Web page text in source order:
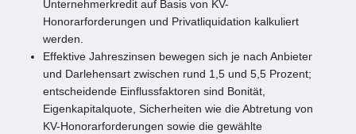
Unternehmerkredit auf Basis von KV-
Honorarforderungen und Privatliquidation kalkuliert
werden.
Effektive Jahreszinsen bewegen sich je nach Anbieter
und Darlehensart zwischen rund 1,5 und 5,5 Prozent;
entscheidende Einflussfaktoren sind Bonität,
Eigenkapitalquote, Sicherheiten wie die Abtretung von
KV-Honorarforderungen sowie die gewählte